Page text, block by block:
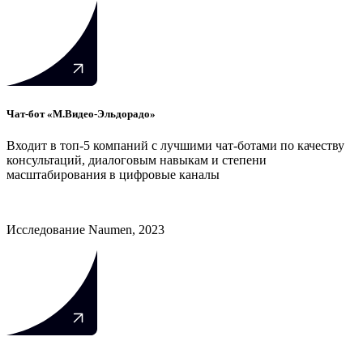
Чат-бот «М.Видео-Эльдорадо»
Входит в топ-5 компаний с лучшими чат-ботами по качеству
консультаций, диалоговым навыкам и степени
масштабирования в цифровые каналы
Исследование Naumen, 2023